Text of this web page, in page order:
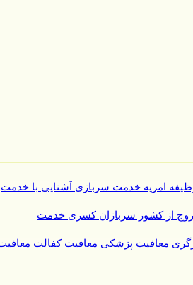
امریهخدمت سربازیآشنایی با خدمت
کشور سربازانکسری خدمت
معافیت پزشکیمعافیت کفالتمعافیت